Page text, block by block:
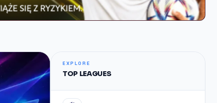
EXPLORE
TOP LEAGUES